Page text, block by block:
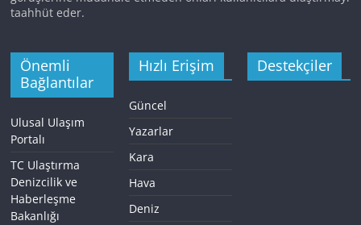
taahhüt eder.
Önemli
Bağlantılar
Ulusal Ulaşım
Portalı
TC Ulaştırma
Denizcilik ve
Haberleşme
Bakanlığı
Hızlı Erişim
Güncel
Yazarlar
Kara
Hava
Deniz
Destekçiler